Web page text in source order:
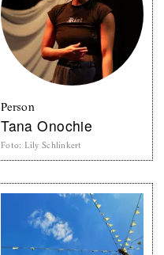
Person
Tana Onochie
Foto: Lily Schlinkert